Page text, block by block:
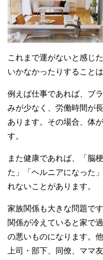
これまで運がないと感じ
いかなかったりすること
例えば仕事であれば、ブ
みが少なく、労働時間が
あります。その場合、体
す。
また健康であれば、「脳
た」「ヘルニアになった
れないことがあります。
家族関係も大きな問題で
関係が冷えていると家で
の悪いものになります。
上司・部下、同僚、ママ